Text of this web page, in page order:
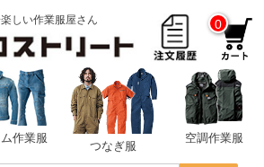
しい作業服屋さん 0
作業服
つなぎ服
空調作業服